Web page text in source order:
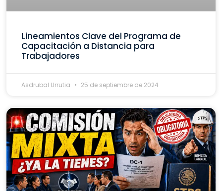
Lineamientos Clave del Programa de
Capacitación a Distancia para
Trabajadores
Asdrubal Urrutia 25 de septiembre de 2024